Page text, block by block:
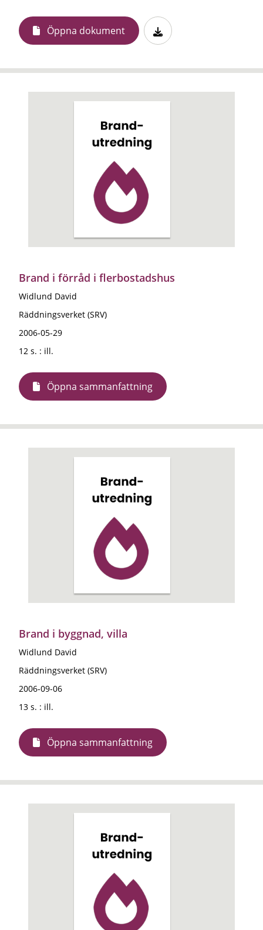
Öppna dokument
Brand i förråd i flerbostadshus
Widlund David
Räddningsverket (SRV)
2006-05-29
12 s. : ill.
Öppna sammanfattning
Brand i byggnad, villa
Widlund David
Räddningsverket (SRV)
2006-09-06
13 s. : ill.
Öppna sammanfattning